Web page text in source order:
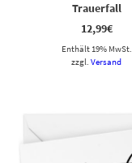
Trauerfall
12,99€
Enthält 19% MwSt.
zzgl.Versand